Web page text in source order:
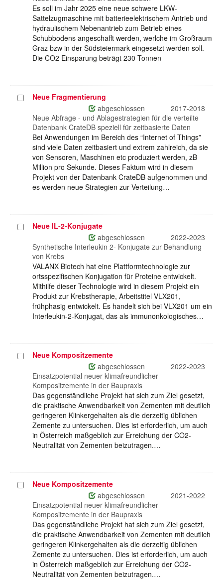
Es soll im Jahr 2025 eine neue schwere LKW-
Sattelzugmaschine mit batterieelektrischem Antrieb und
hydraulischem Nebenantrieb zum Betrieb eines
Schubbodens angeschafft werden, werlche im Großraum
Graz bzw in der Südsteiermark eingesetzt werden soll.
Die CO2 Einsparung beträgt 230 Tonnen
ProjektNeue Fragmentierung
abgeschlossen
2017-2018
Neue Abfrage - und Ablagestrategien für die verteilte
Datenbank CrateDB speziell für zeitbasierte Daten
Bei Anwendungen im Bereich des “Internet of Things”
sind viele Daten zeitbasiert und extrem zahlreich, da sie
von Sensoren, Maschinen etc produziert werden, zB
Million pro Sekunde. Dieses Faktum wird in diesem
Projekt von der Datenbank CrateDB aufgenommen und
es werden neue Strategien zur Verteilung…
ProjektNeue IL-2-Konjugate
abgeschlossen
2022-2023
Synthetische Interleukin 2- Konjugate zur Behandlung
von Krebs
VALANX Biotech hat eine Plattformtechnologie zur
ortsspezifischen Konjugation für Proteine entwickelt.
Mithilfe dieser Technologie wird in diesem Projekt ein
Produkt zur Krebstherapie, Arbeitstitel VLX201,
frühphasig entwickelt. Es handelt sich bei VLX201 um ein
Interleukin-2-Konjugat, das als immunonkologisches…
ProjektNeue Kompositzemente
abgeschlossen
2022-2023
Einsatzpotential neuer klimafreundlicher
Kompositzemente in der Baupraxis
Das gegenständliche Projekt hat sich zum Ziel gesetzt,
die praktische Anwendbarkeit von Zementen mit deutlich
geringeren Klinkergehalten als die derzeitig üblichen
Zemente zu untersuchen. Dies ist erforderlich, um auch
in Österreich maßgeblich zur Erreichung der CO2-
Neutralität von Zementen beizutragen.…
ProjektNeue Kompositzemente
abgeschlossen
2021-2022
Einsatzpotential neuer klimafreundlicher
Kompositzemente in der Baupraxis
Das gegenständliche Projekt hat sich zum Ziel gesetzt,
die praktische Anwendbarkeit von Zementen mit deutlich
geringeren Klinkergehalten als die derzeitig üblichen
Zemente zu untersuchen. Dies ist erforderlich, um auch
in Österreich maßgeblich zur Erreichung der CO2-
Neutralität von Zementen beizutragen.…